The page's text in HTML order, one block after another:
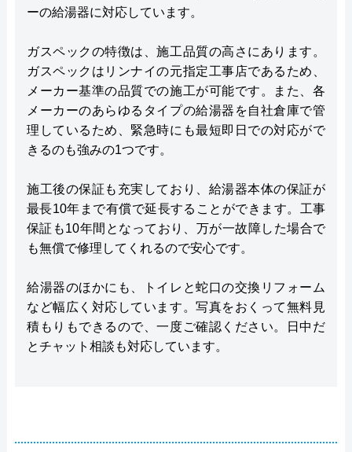
ーの給湯器に対応しています。
ガスペックの特徴は、施工品質の高さにあります。
ガスペックはリンナイの元指定工事店であるため、
メーカー基準の品質での施工が可能です。また、各
メーカーのあらゆるタイプの給湯器を自社倉庫で管
理しているため、緊急時にも最短即日での対応がで
きるのも強みの1つです。
施工後の保証も充実しており、給湯器本体の保証が
最長10年まで有償で延長することができます。工事
保証も10年間となっており、万が一故障した場合で
も無償で修理してくれるので安心です。
給湯器のほかにも、トイレと蛇口の交換リフォーム
など幅広く対応しています。写真をおくって無料見
積もりもできるので、一度ご確認ください。日中だ
とチャット相談も対応しています。